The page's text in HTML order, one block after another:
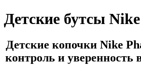
Детские бутсы
Детские копочки Nike
контроль и уверенность